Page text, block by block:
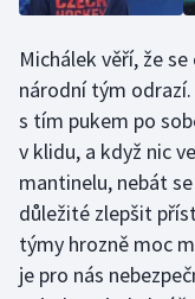
Rychlobruslení
Rychlostní
Short track
Sportovní střelba
Michálek věří, že
národní tým
s tím pukem po
v klidu, a když nic
mantinelu, nebát
důležité zlepšit
týmy hrozně moc
je pro nás